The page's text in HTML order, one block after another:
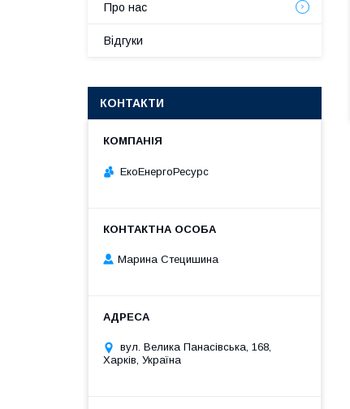
Про нас
Відгуки
КОНТАКТИ
ЕкоЕнергоРесурс
Марина Стецишина
вул. Велика Панасівська, 168,
Харків, Україна